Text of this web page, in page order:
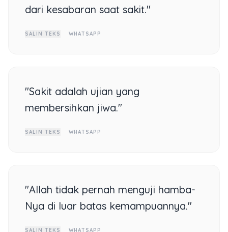
dari kesabaran saat sakit."
SALIN TEKS WHATSAPP
"Sakit adalah ujian yang
membersihkan jiwa."
SALIN TEKS WHATSAPP
"Allah tidak pernah menguji hamba-
Nya di luar batas kemampuannya."
SALIN TEKS WHATSAPP